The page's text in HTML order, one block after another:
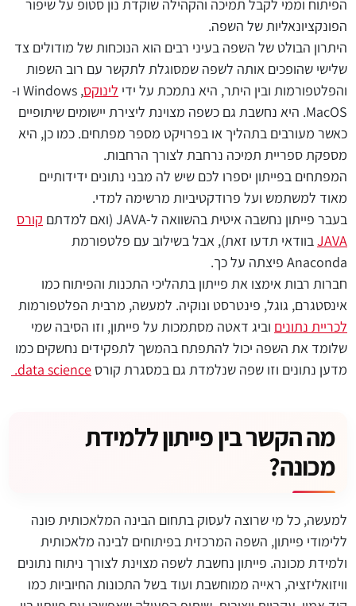
הפיתוח וממי לקבל תמיכה והקהילה שוקדת נון סטופ על שיפור
הפונקציונאליות של השפה.
היתרון הבולט של השפה בעיני רבים הוא הנוכחות של מודולים צד
שלישי שהופכים אותה לשפה שמסוגלת לתקשר עם רוב השפות
והפלטפורמות ובין היתר, היא נתמכת על ידי לינוקס
, Windows ו-
MacOS. היא נחשבת גם כשפה מצוינת ליצירת יישומים שיתופיים
כאשר מעורבים בתהליך או בפרויקט מספר מפתחים. כמו כן, היא
מספקת ספריית תמיכה נרחבת לצורך הרחבות.
המפתחים בפייתון יספרו לכם שיש לה מבני נתונים ידידותיים
מאוד למשתמש ועל פרודקטיביות מרשימה למדי.
בעבר פייתון נחשבה איטית בהשוואה ל-JAVA (ואם למדתם
קורס
JAVAבוודאי תדעו זאת), אבל בשילוב עם פלטפורמת
Anaconda פיצתה על כך.
חברות רבות אימצו את פייתון בתהליכי התכנות והפיתוח כמו
אינסטגרם, גוגל, פינטרסט ונוקיה. למעשה, מרבית הפלטפורמות
לכריית נתונים וביג דאטה מסתמכות על פייתון, וזו הסיבה שמי
שלומד את השפה יכול להתפתח בהמשך לתפקידים נחשקים כמו
מדען נתונים וזו שפה שנלמדת גם במסגרת קורס data science.
מה הקשר בין פייתון ללמידת
מכונה?
למעשה, כל מי שרוצה לעסוק בתחום הבינה המלאכותית פונה
ללימודי פייתון, השפה המרכזית בפיתוחים לבינה מלאכותית
ולמידת מכונה. פייתון נחשבת לשפה מצוינת לצורך ניתוח נתונים
וויזואליזציה, ראייה ממוחשבת ועוד בשל התכונות החיוביות כמו